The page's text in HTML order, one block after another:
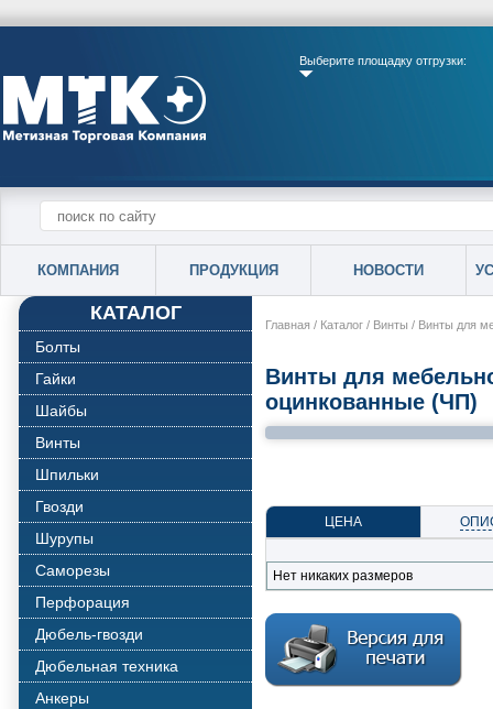
Выберите площадку отгрузки:
КОМПАНИЯ ПРОДУКЦИЯ НОВОСТИ
КАТАЛОГ
Болты
Гайки
Шайбы
Винты
Шпильки
Гвозди
Шурупы
Саморезы
Перфорация
Дюбель-гвозди
Дюбельная техника
Анкеры
Главная / Каталог / Винты / Винты для
Винты для
оцинкованные (ЧП)
ЦЕНА
Нет никаких размеров